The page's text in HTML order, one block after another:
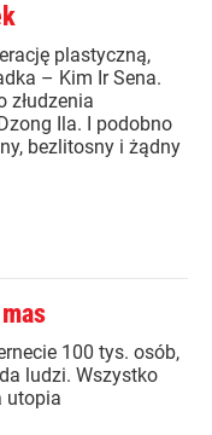
plastyczną,
– Kim Ir Sena.
złudzenia
Ila. I podobno
bezlitosny i żądny
100 tys. osób,
ludzi. Wszystko
utopia